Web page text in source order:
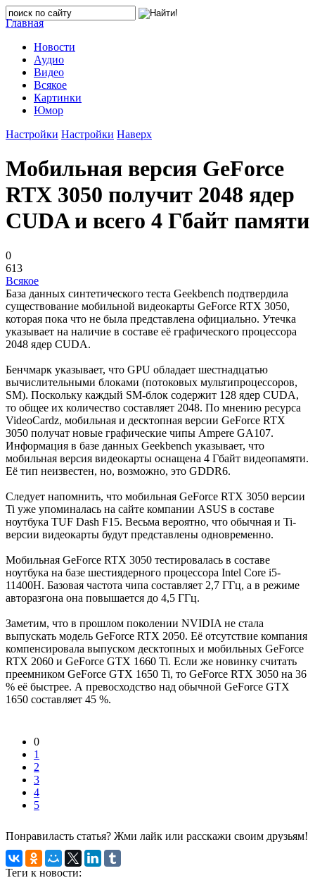
Главная
Новости
Аудио
Видео
Всякое
Картинки
Юмор
Настройки Настройки Наверх
Мобильная версия GeForce
RTX 3050 получит 2048 ядер
CUDA и всего 4 Гбайт памяти
0
613
Всякое
База данных синтетического теста Geekbench подтвердила
существование мобильной видеокарты GeForce RTX 3050,
которая пока что не была представлена официально. Утечка
указывает на наличие в составе её графического процессора
2048 ядер CUDA.
Бенчмарк указывает, что GPU обладает шестнадцатью
вычислительными блоками (потоковых мультипроцессоров,
SM). Поскольку каждый SM-блок содержит 128 ядер CUDA,
то общее их количество составляет 2048. По мнению ресурса
VideoCardz, мобильная и десктопная версии GeForce RTX
3050 получат новые графические чипы Ampere GA107.
Информация в базе данных Geekbench указывает, что
мобильная версия видеокарты оснащена 4 Гбайт видеопамяти.
Её тип неизвестен, но, возможно, это GDDR6.
Следует напомнить, что мобильная GeForce RTX 3050 версии
Ti уже упоминалась на сайте компании ASUS в составе
ноутбука TUF Dash F15. Весьма вероятно, что обычная и Ti-
версии видеокарты будут представлены одновременно.
Мобильная GeForce RTX 3050 тестировалась в составе
ноутбука на базе шестиядерного процессора Intel Core i5-
11400H. Базовая частота чипа составляет 2,7 ГГц, а в режиме
авторазгона она повышается до 4,5 ГГц.
Заметим, что в прошлом поколении NVIDIA не стала
выпускать модель GeForce RTX 2050. Её отсутствие компания
компенсировала выпуском десктопных и мобильных GeForce
RTX 2060 и GeForce GTX 1660 Ti. Если же новинку считать
преемником GeForce GTX 1650 Ti, то GeForce RTX 3050 на 36
% её быстрее. А превосходство над обычной GeForce GTX
1650 составляет 45 %.
0
1
2
3
4
5
Понравиласть статья? Жми лайк или расскажи своим друзьям!
Теги к новости: